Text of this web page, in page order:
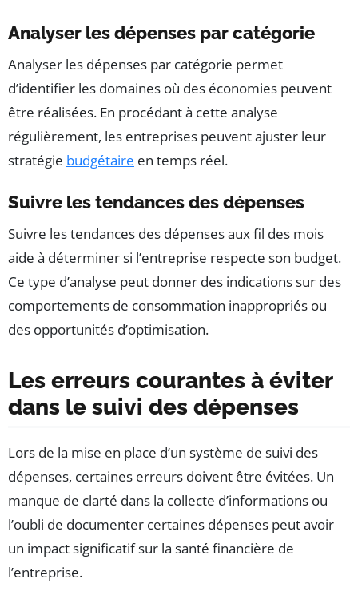
Analyser les dépenses par catégorie
Analyser les dépenses par catégorie permet
d’identifier les domaines où des économies peuvent
être réalisées. En procédant à cette analyse
régulièrement, les entreprises peuvent ajuster leur
stratégie budgétaire en temps réel.
Suivre les tendances des dépenses
Suivre les tendances des dépenses aux fil des mois
aide à déterminer si l’entreprise respecte son budget.
Ce type d’analyse peut donner des indications sur des
comportements de consommation inappropriés ou
des opportunités d’optimisation.
Les erreurs courantes à éviter
dans le suivi des dépenses
Lors de la mise en place d’un système de suivi des
dépenses, certaines erreurs doivent être évitées. Un
manque de clarté dans la collecte d’informations ou
l’oubli de documenter certaines dépenses peut avoir
un impact significatif sur la santé financière de
l’entreprise.